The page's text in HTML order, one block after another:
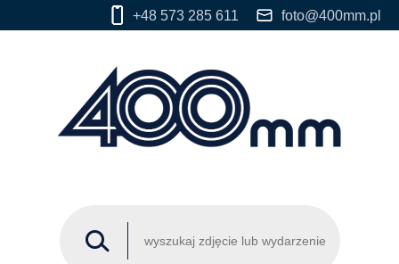
+48 573 285 611 foto@400mm.pl